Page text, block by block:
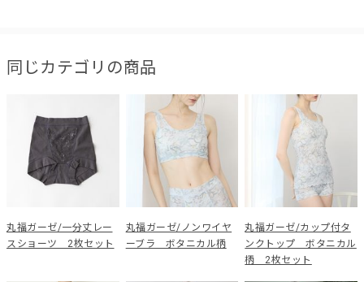
同じカテゴリの商品
丸福ガーゼ/一分丈レー
スショーツ 2枚セット
丸福ガーゼ/ノンワイヤ
ーブラ ボタニカル柄
丸福ガーゼ/カップ付タ
ンクトップ ボタニカル
柄 2枚セット